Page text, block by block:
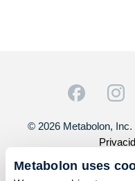
Metabolon uses
© 2026 Metabolon,
Este sitio está